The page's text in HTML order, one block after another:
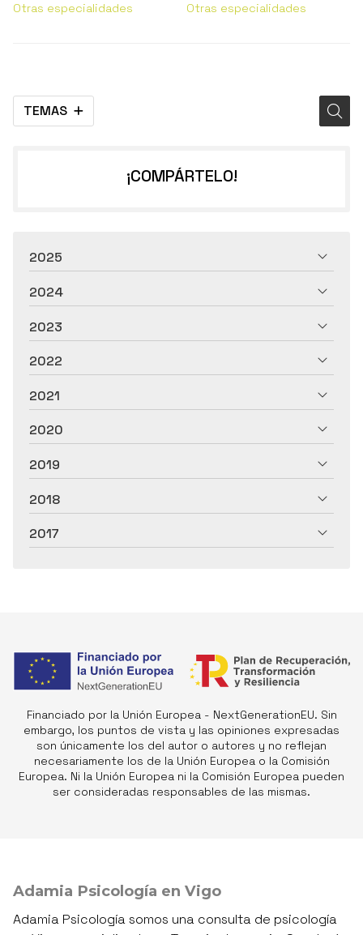
TEMAS
Otras especialidades Otras especialidades
¡COMPÁRTELO!
2025
2024
2023
2022
2021
2020
2019
2018
2017
Financiado por la Unión Europea - NextGenerationEU. Sin
embargo, los puntos de vista y las opiniones expresadas
son únicamente los del autor o autores y no reflejan
necesariamente los de la Unión Europea o la Comisión
Europea. Ni la Unión Europea ni la Comisión Europea pueden
ser consideradas responsables de las mismas.
Adamia Psicología en Vigo
Adamia Psicología somos una consulta de psicología